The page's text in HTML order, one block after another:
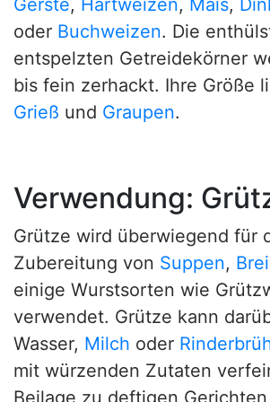
Gerste, Hartweizen, Mais,
oder Buchweizen. Die
entspelzten Getreidekörner
bis fein zerhackt. Ihre Größe
Grieß und Graupen.
Verwendung:
Grütze wird überwiegend für
Zubereitung von Suppen,
einige Wurstsorten wie
verwendet. Grütze kann
Wasser, Milch oder
mit würzenden Zutaten
Beilage zu deftigen